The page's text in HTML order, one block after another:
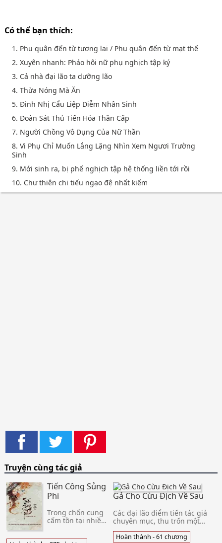
Có thể bạn thích:
1. Phu quân đến từ tương lai / Phu quân đến từ mạt thế
2. Xuyên nhanh: Pháo hôi nữ phụ nghịch tập ký
3. Cả nhà đại lão ta dưỡng lão
4. Thừa Nóng Mà Ăn
5. Đinh Nhị Cẩu Liệp Diễm Nhân Sinh
6. Đoàn Sát Thủ Tiến Hóa Thần Cấp
7. Người Chồng Vô Dụng Của Nữ Thần
8. Vi Phụ Chỉ Muốn Lẳng Lặng Nhìn Xem Ngươi Trường
Sinh
9. Mới sinh ra, bị phế nghịch tập hệ thống liền tới rồi
10. Chư thiên chi tiếu ngạo đệ nhất kiếm
Truyện cùng tác giả
Tiến Công Sủng
Phi
Trong chốn cung
cấm tồn tại nhiều
Tần hậu cung, thế
Gả Cho Cừu Địch Về Sau
Các đại lão điểm tiến tác giả
chuyên mục, thu trốn một
hoàn tất văn! Phượng Dương
Hoàn thành - 61 chương